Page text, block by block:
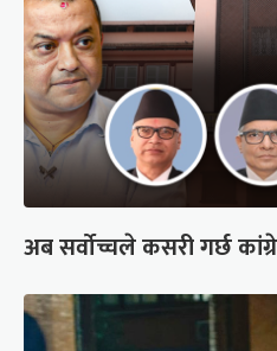
अब सर्वोच्चले कसरी गर्छ